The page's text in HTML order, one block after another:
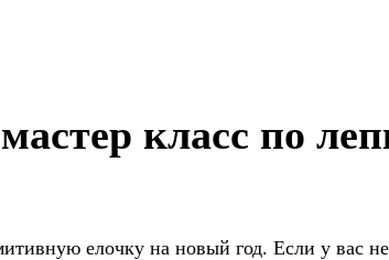
класс по
елочку на новый год. Если у вас